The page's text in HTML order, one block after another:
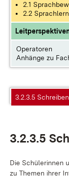
2.1
2.2
Operatoren
Anhänge zu
3.2.3.5 Schreiben
3.2.3.5
Die Schü­le­rin­nen
zu The­men ih­rer